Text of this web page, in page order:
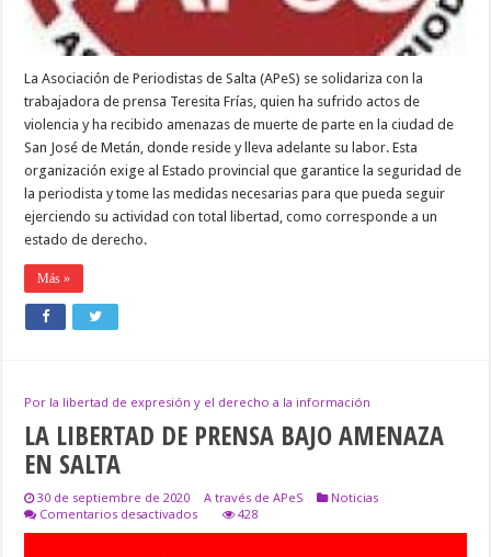
La Asociación de Periodistas de Salta (APeS) se solidariza con la
trabajadora de prensa Teresita Frías, quien ha sufrido actos de
violencia y ha recibido amenazas de muerte de parte en la ciudad de
San José de Metán, donde reside y lleva adelante su labor. Esta
organización exige al Estado provincial que garantice la seguridad de
la periodista y tome las medidas necesarias para que pueda seguir
ejerciendo su actividad con total libertad, como corresponde a un
estado de derecho.
Más »
Por la libertad de expresión y el derecho a la información
LA LIBERTAD DE PRENSA BAJO AMENAZA
EN SALTA
30 de septiembre de 2020 A través de APeS
Noticias
Comentarios desactivadosen
428